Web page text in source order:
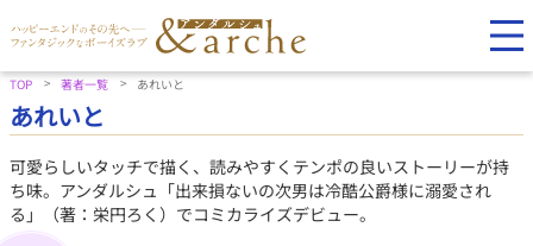
TOP 著者一覧 あれいと
あれいと
可愛らしいタッチで描く、読みやすくテンポの良いストーリーが持
ち味。アンダルシュ「出来損ないの次男は冷酷公爵様に溺愛され
る」（著：栄円ろく）でコミカライズデビュー。